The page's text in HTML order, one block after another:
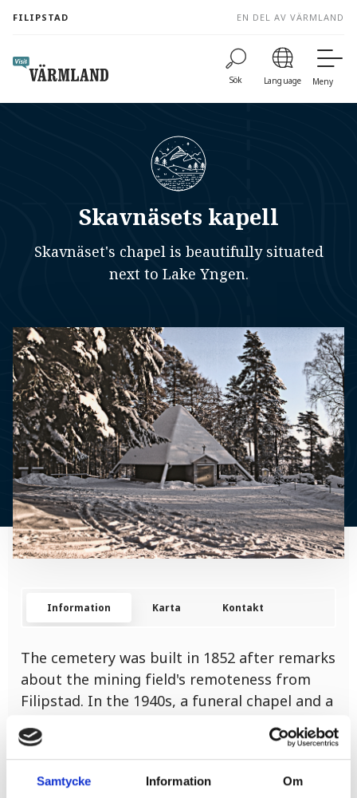
Samtycke Information Om
content
FILIPSTAD EN DEL AV VÄRMLAND
Sök Language Meny
Skavnäsets kapell
Skavnäset's chapel is beautifully situated
next to Lake Yngen.
Information Karta Kontakt
The cemetery was built in 1852 after remarks
about the mining field's remoteness from
Filipstad. In the 1940s, a funeral chapel and a
very beautiful belfry were built. From the
chapel you have the opportunity to reach
Högbergsfältets nature reserve and Tilas
Stoll.